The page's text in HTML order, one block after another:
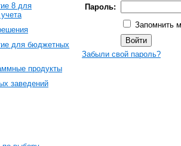
8 для
для бюджетных
продукты
заведений
Пароль:
Запомнить
Забыли свой пароль?